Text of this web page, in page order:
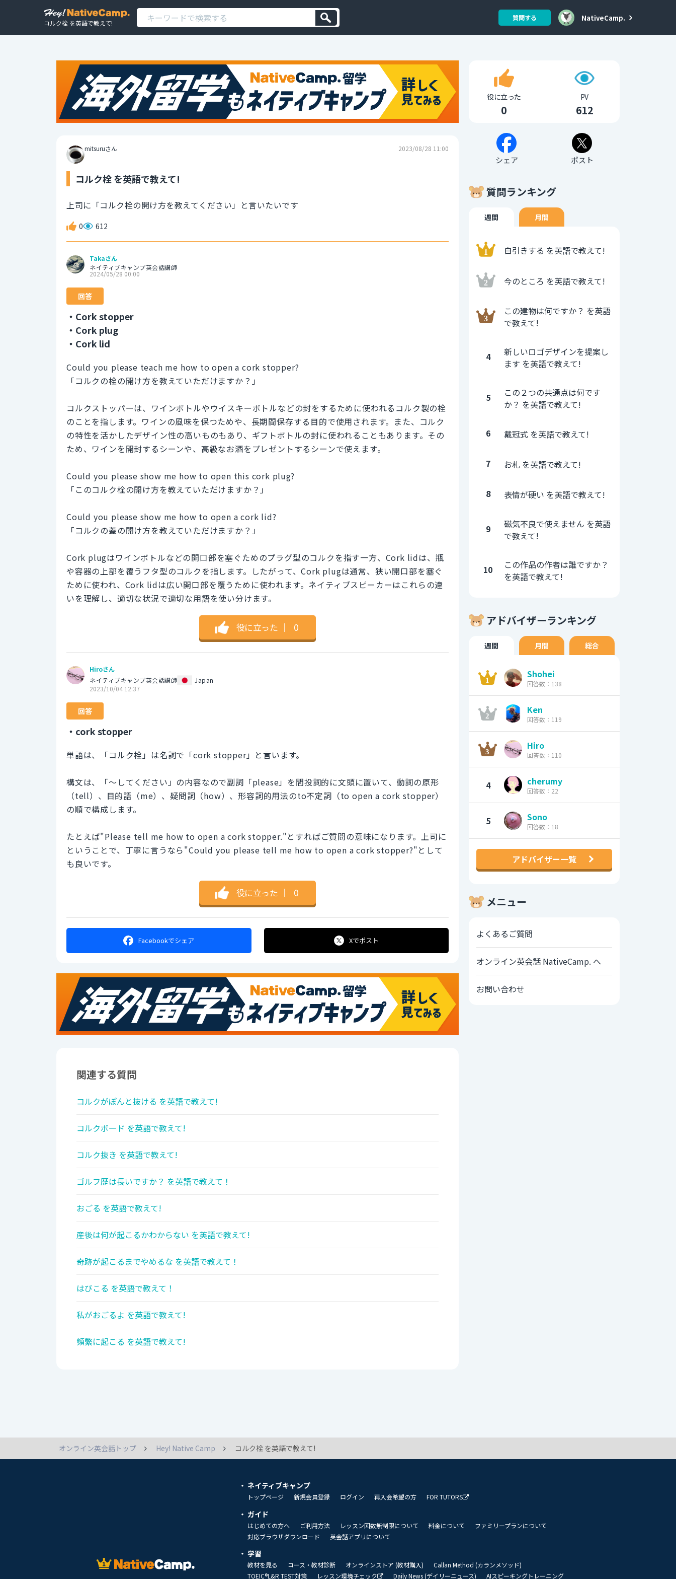
コルク栓 を英語で教えて!
質問する NativeCamp.
mitsuruさん 2023/08/28 11:00
コルク栓 を英語で教えて!
上司に「コルク栓の開け方を教えてください」と言いたいです
0 612
Takaさん
ネイティブキャンプ英会話講師
2024/05/28 00:00
回答
・Cork stopper
・Cork plug
・Cork lid
Could you please teach me how to open a cork stopper?
「コルクの栓の開け方を教えていただけますか？」
コルクストッパーは、ワインボトルやウイスキーボトルなどの封をするために使われるコルク製の栓
のことを指します。ワインの風味を保つためや、長期間保存する目的で使用されます。また、コルク
の特性を活かしたデザイン性の高いものもあり、ギフトボトルの封に使われることもあります。その
ため、ワインを開封するシーンや、高級なお酒をプレゼントするシーンで使えます。
Could you please show me how to open this cork plug?
「このコルク栓の開け方を教えていただけますか？」
Could you please show me how to open a cork lid?
「コルクの蓋の開け方を教えていただけますか？」
Cork plugはワインボトルなどの開口部を塞ぐためのプラグ型のコルクを指す一方、Cork lidは、瓶
や容器の上部を覆うフタ型のコルクを指します。したがって、Cork plugは通常、狭い開口部を塞ぐ
ために使われ、Cork lidは広い開口部を覆うために使われます。ネイティブスピーカーはこれらの違
いを理解し、適切な状況で適切な用語を使い分けます。
役に立った ｜ 0
Hiroさん
ネイティブキャンプ英会話講師
Japan
2023/10/04 12:37
回答
・cork stopper
単語は、「コルク栓」は名詞で「cork stopper」と言います。
構文は、「～してください」の内容なので副詞「please」を間投詞的に文頭に置いて、動詞の原形
（tell）、目的語（me）、疑問詞（how）、形容詞的用法のto不定詞（to open a cork stopper）
の順で構成します。
たとえば"Please tell me how to open a cork stopper."とすればご質問の意味になります。上司に
ということで、丁寧に言うなら"Could you please tell me how to open a cork stopper?"として
も良いです。
役に立った ｜ 0
Facebookでシェア Xでポスト
関連する質問
コルクがぽんと抜ける を英語で教えて!
コルクボード を英語で教えて!
コルク抜き を英語で教えて!
ゴルフ歴は長いですか？ を英語で教えて！
おごる を英語で教えて!
産後は何が起こるかわからない を英語で教えて!
奇跡が起こるまでやめるな を英語で教えて！
はびこる を英語で教えて！
私がおごるよ を英語で教えて!
頻繁に起こる を英語で教えて!
役に立った
0
PV
612
シェア ポスト
質問ランキング
週間 月間
自引きする を英語で教えて!
今のところ を英語で教えて!
この建物は何ですか？ を英語
で教えて!
4
新しいロゴデザインを提案し
ます を英語で教えて!
5
この２つの共通点は何です
か？ を英語で教えて!
6 戴冠式 を英語で教えて!
7 お札 を英語で教えて!
8 表情が硬い を英語で教えて!
9
磁気不良で使えません を英語
で教えて!
10
この作品の作者は誰ですか？
を英語で教えて!
アドバイザーランキング
週間 月間 総合
Shohei
回答数：138
Ken
回答数：119
Hiro
回答数：110
4 cherumy
回答数：22
5 Sono
回答数：18
アドバイザー一覧
メニュー
よくあるご質問
オンライン英会話 NativeCamp. へ
お問い合わせ
オンライン英会話トップ Hey! Native Camp コルク栓 を英語で教えて!
ネイティブキャンプ
トップページ 新規会員登録 ログイン 再入会希望の方 FOR TUTORS
ガイド
はじめての方へ ご利用方法 レッスン回数無制限について 料金について
ファミリープランについて
対応ブラウザダウンロード
英会話アプリについて
学習
教材を見る コース・教材診断 オンラインストア (教材購入)
Callan Method (カランメソッド)
TOEIC®L&R TEST対策
レッスン環境チェック Daily News (デイリーニュース) AIスピーキングトレーニング